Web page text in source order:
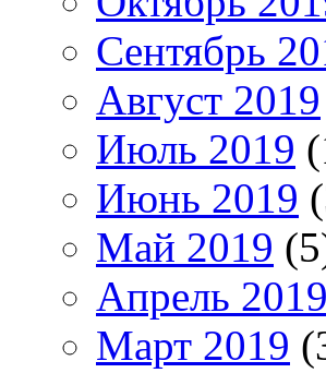
Сентябрь
Август 2019
Июль 2019
Июнь 2019
Май 2019
Апрель 2019
Март 2019